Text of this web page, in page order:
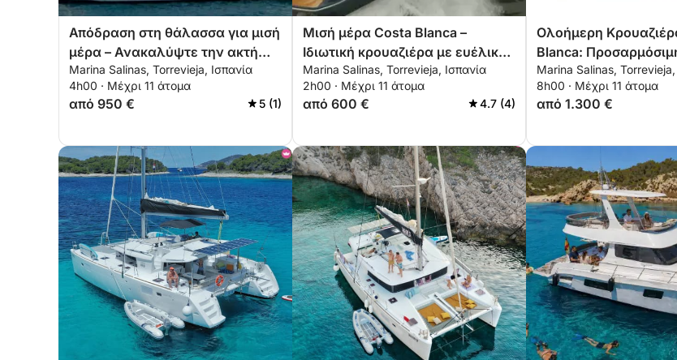
Απόδραση στη θάλασσα για μισή
μέρα – Ανακαλύψτε την ακτή
από την Torrevieja
Marina Salinas, Torrevieja, Ισπανία
4h00 · Μέχρι 11 άτομα
από 950 € 5 (1)
Μισή μέρα Costa Blanca –
Ιδιωτική κρουαζιέρα με ευέλικτο
δρομολόγιο
Marina Salinas, Torrevieja, Ισπανία
2h00 · Μέχρι 11 άτομα
από 600 € 4.7 (4)
Ολοήμερη
Blanca:
περιήγηση από την
La Manga και την
Marina Salinas, Torrevieja,
8h00 · Μέχρι 11 άτομα
από 1.300 €